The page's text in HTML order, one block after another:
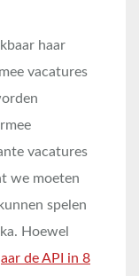
haar
vacatures
vacatures
we moeten
spelen
Hoewel
de API in 8